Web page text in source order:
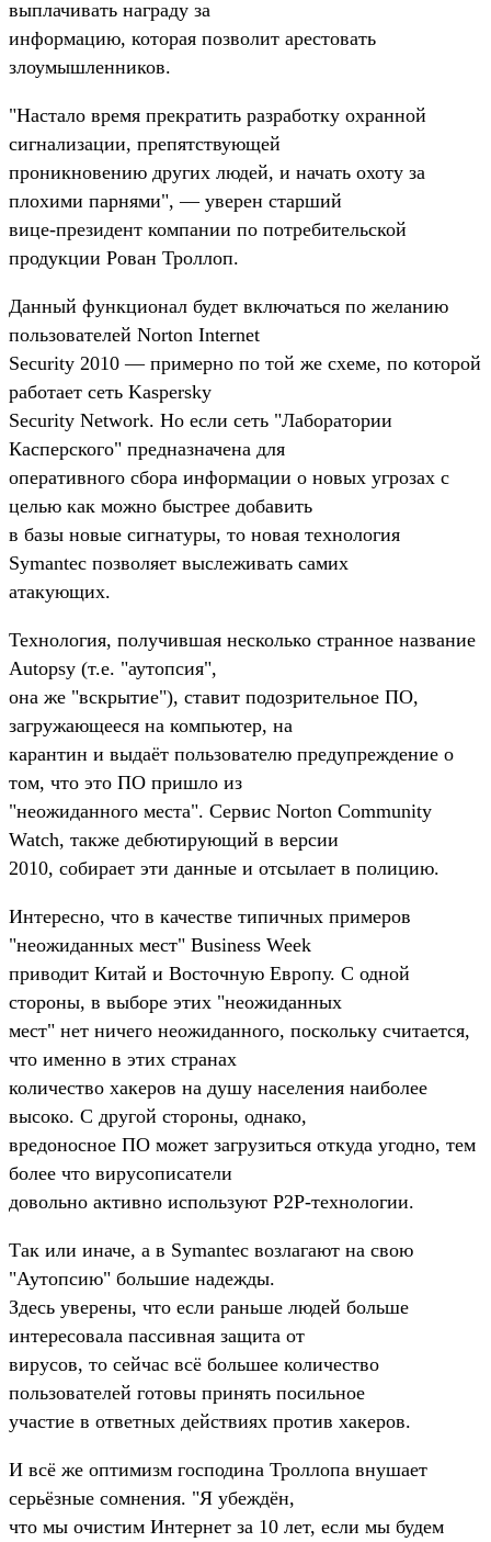
выплачивать награду за
информацию, которая позволит арестовать
злоумышленников.
"Настало время прекратить разработку охранной
сигнализации, препятствующей
проникновению других людей, и начать охоту за
плохими парнями", — уверен старший
вице-президент компании по потребительской
продукции Рован Троллоп.
Данный функционал будет включаться по желанию
пользователей Norton Internet
Security 2010 — примерно по той же схеме, по которой
работает сеть Kaspersky
Security Network. Но если сеть "Лаборатории
Касперского" предназначена для
оперативного сбора информации о новых угрозах с
целью как можно быстрее добавить
в базы новые сигнатуры, то новая технология
Symantec позволяет выслеживать самих
атакующих.
Технология, получившая несколько странное название
Autopsy (т.е. "аутопсия",
она же "вскрытие"), ставит подозрительное ПО,
загружающееся на компьютер, на
карантин и выдаёт пользователю предупреждение о
том, что это ПО пришло из
"неожиданного места". Сервис Norton Community
Watch, также дебютирующий в версии
2010, собирает эти данные и отсылает в полицию.
Интересно, что в качестве типичных примеров
"неожиданных мест" Business Week
приводит Китай и Восточную Европу. С одной
стороны, в выборе этих "неожиданных
мест" нет ничего неожиданного, поскольку считается,
что именно в этих странах
количество хакеров на душу населения наиболее
высоко. С другой стороны, однако,
вредоносное ПО может загрузиться откуда угодно, тем
более что вирусописатели
довольно активно используют P2P-технологии.
Так или иначе, а в Symantec возлагают на свою
"Аутопсию" большие надежды.
Здесь уверены, что если раньше людей больше
интересовала пассивная защита от
вирусов, то сейчас всё большее количество
пользователей готовы принять посильное
участие в ответных действиях против хакеров.
И всё же оптимизм господина Троллопа внушает
серьёзные сомнения. "Я убеждён,
что мы очистим Интернет за 10 лет, если мы будем